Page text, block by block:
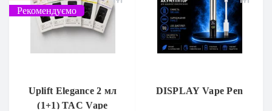
Рекомендуємо
Uplift Elegance 2 мл
(1+1) TAC Vape
DISPLAY Vape Pen